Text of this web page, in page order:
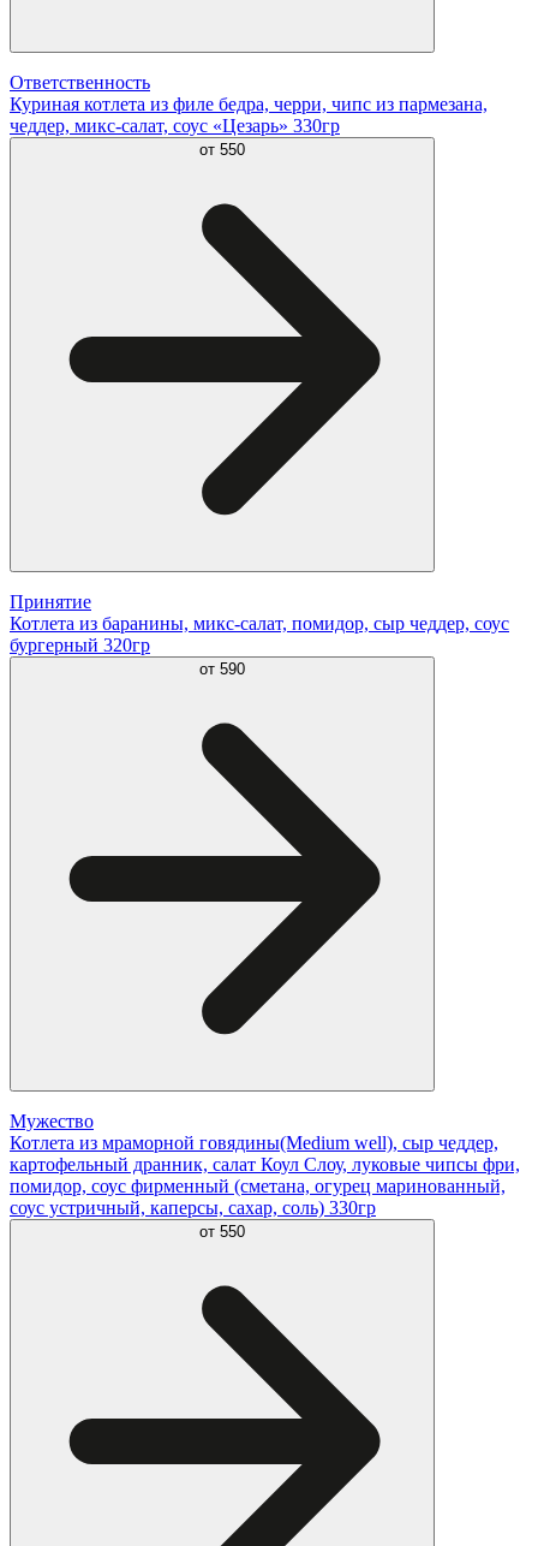
Ответственность
Куриная котлета из филе бедра, черри, чипс из пармезана,
чеддер, микс-салат, соус «Цезарь» 330гр
от 550
Принятие
Котлета из баранины, микс-салат, помидор, сыр чеддер, соус
бургерный 320гр
от 590
Мужество
Котлета из мраморной говядины(Medium well), сыр чеддер,
картофельный дранник, салат Коул Слоу, луковые чипсы фри,
помидор, соус фирменный (сметана, огурец маринованный,
соус устричный, каперсы, сахар, соль) 330гр
от 550